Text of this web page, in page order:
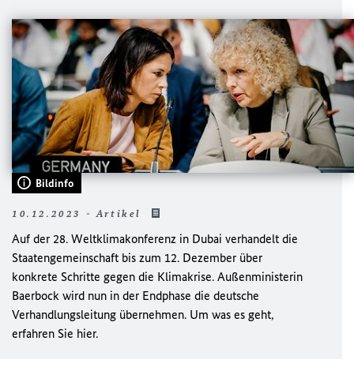
Bildinfo
10.12.2023 - Artikel
Auf der 28. Weltklimakonferenz in Dubai verhandelt die
Staatengemeinschaft bis zum 12. Dezember über
konkrete Schritte gegen die Klimakrise. Außenministerin
Baerbock wird nun in der Endphase die deutsche
Verhandlungsleitung übernehmen. Um was es geht,
erfahren Sie hier.